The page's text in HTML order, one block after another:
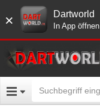
× Dartworld
In App öffnen